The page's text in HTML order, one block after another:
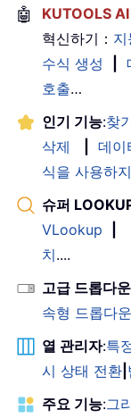
🤖 KUTOOLS
혁신하기： 지
수식 생성
호출…
인기 기능:찾
삭제
데이
식을 사용하
슈퍼
VLookup
치....
고급 드롭다
속형 드롭다
열 관리자:특
시 상태 전환
주요 기능:그